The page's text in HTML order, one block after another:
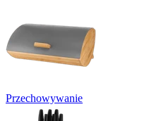
Przechowywanie